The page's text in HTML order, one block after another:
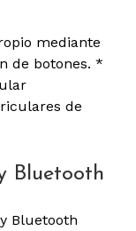
mediante
de botones. *
de
Bluetooth
Bluetooth